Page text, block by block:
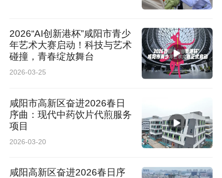
2026“AI创新港杯”咸阳市青少
年艺术大赛启动！科技与艺术
碰撞，青春绽放舞台
2026-03-25
咸阳市高新区奋进2026春日
序曲：现代中药饮片代煎服务
项目
2026-03-20
咸阳高新区奋进2026春日序